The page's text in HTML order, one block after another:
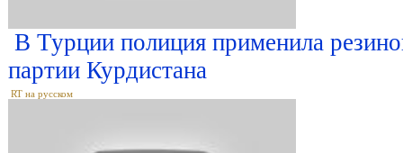
В Турции полиция применила
партии Курдистана
RT на русском